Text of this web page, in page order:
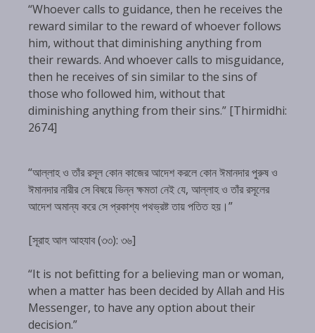
“Whoever calls to guidance, then he receives the
reward similar to the reward of whoever follows
him, without that diminishing anything from
their rewards. And whoever calls to misguidance,
then he receives of sin similar to the sins of
those who followed him, without that
diminishing anything from their sins.” [Thirmidhi:
2674]
“আল্লাহ ও তাঁর রসূল কোন কাজের আদেশ করলে কোন ঈমানদার পুরুষ ও
ঈমানদার নারীর সে বিষয়ে ভিন্ন ক্ষমতা নেই যে, আল্লাহ ও তাঁর রসূলের
আদেশ অমান্য করে সে প্রকাশ্য পথভ্রষ্ট তায় পতিত হয়।”
[সূরাহ আল আহযাব (৩৩): ৩৬]
“It is not befitting for a believing man or woman,
when a matter has been decided by Allah and His
Messenger, to have any option about their
decision.”